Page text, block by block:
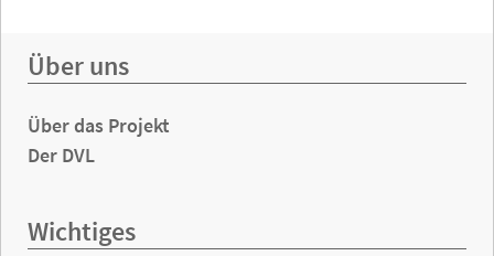
Über uns
Über das Projekt
Der DVL
Wichtiges